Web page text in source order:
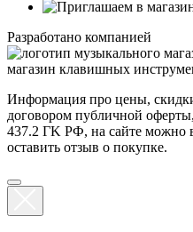
Разработано компанией
магазин клавишных
Информация про цены,
договором публичной
437.2 ГK РФ, на сайте можно
оставить отзыв о покупке.